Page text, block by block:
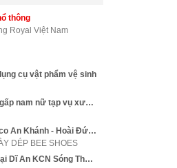
thông
Royal Việt Nam
cụ vật phẩm vệ sinh
CÔNG TY HOÀNG VIỆT SG tuyển gấp nam nữ tạp vụ xưởng may
Nhân viên Kho tại Khu A Geleximco An Khánh - Hoài Đức - Hà Nội
DÉP BEE SHOES
Tuyển LĐPT đứng máy CNC làm tại Dĩ An KCN Sóng Thần 1